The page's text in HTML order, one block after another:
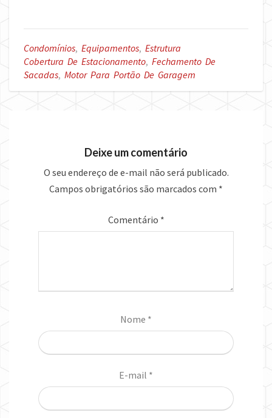
Condomínios, Equipamentos, Estrutura
Cobertura De Estacionamento, Fechamento De
Sacadas, Motor Para Portão De Garagem
Deixe um comentário
O seu endereço de e-mail não será publicado.
Campos obrigatórios são marcados com *
Comentário *
Nome *
E-mail *